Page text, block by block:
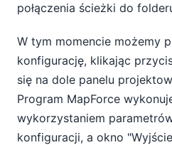
połączenia ścieżki do
W tym momencie możemy
konfigurację, klikając
się na dole panelu
Program MapForce
wykorzystaniem
konfiguracji, a okno